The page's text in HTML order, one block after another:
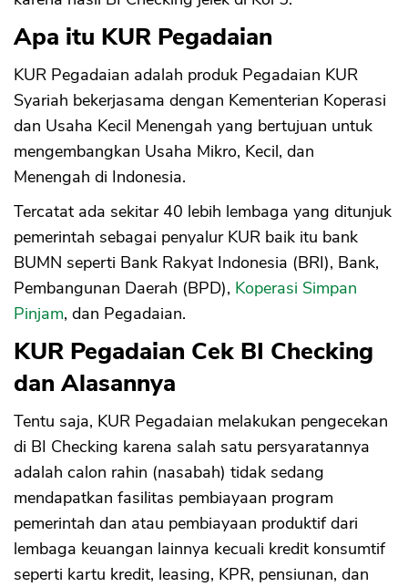
Apa itu KUR Pegadaian
KUR Pegadaian adalah produk Pegadaian KUR
Syariah bekerjasama dengan Kementerian Koperasi
dan Usaha Kecil Menengah yang bertujuan untuk
mengembangkan Usaha Mikro, Kecil, dan
Menengah di Indonesia.
Tercatat ada sekitar 40 lebih lembaga yang ditunjuk
pemerintah sebagai penyalur KUR baik itu bank
BUMN seperti Bank Rakyat Indonesia (BRI), Bank,
Pembangunan Daerah (BPD), Koperasi Simpan
Pinjam, dan Pegadaian.
KUR Pegadaian Cek BI Checking
dan Alasannya
Tentu saja, KUR Pegadaian melakukan pengecekan
di BI Checking karena salah satu persyaratannya
adalah calon rahin (nasabah) tidak sedang
mendapatkan fasilitas pembiayaan program
pemerintah dan atau pembiayaan produktif dari
lembaga keuangan lainnya kecuali kredit konsumtif
seperti kartu kredit, leasing, KPR, pensiunan, dan